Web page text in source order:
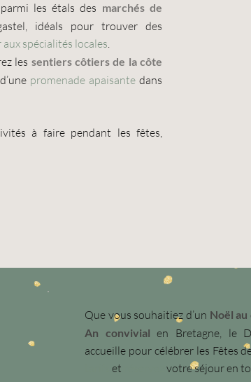
les étals des marchés de
idéals pour trouver des
spécialités locales.
les sentiers côtiers de la côte
promenade apaisante dans
à faire pendant les fêtes,
Que vous souhaitiez d’un Noël
An convivial en Bretagne, le
accueille pour célébrer les Fêtes
et votre séjouren